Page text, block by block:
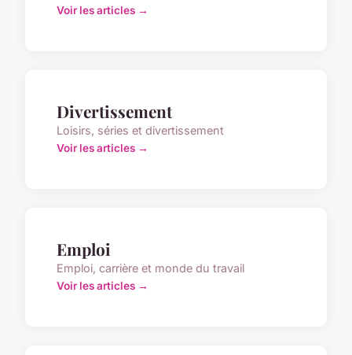
Voir les articles →
Divertissement
Loisirs, séries et divertissement
Voir les articles →
Emploi
Emploi, carrière et monde du travail
Voir les articles →